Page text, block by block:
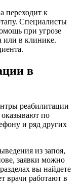
переходит к
Специалисты
при угрозе
или в клинике.
в
реабилитации
оказывают по
и ряд других
из запоя,
заявки можно
вы найдете
врачи работают в